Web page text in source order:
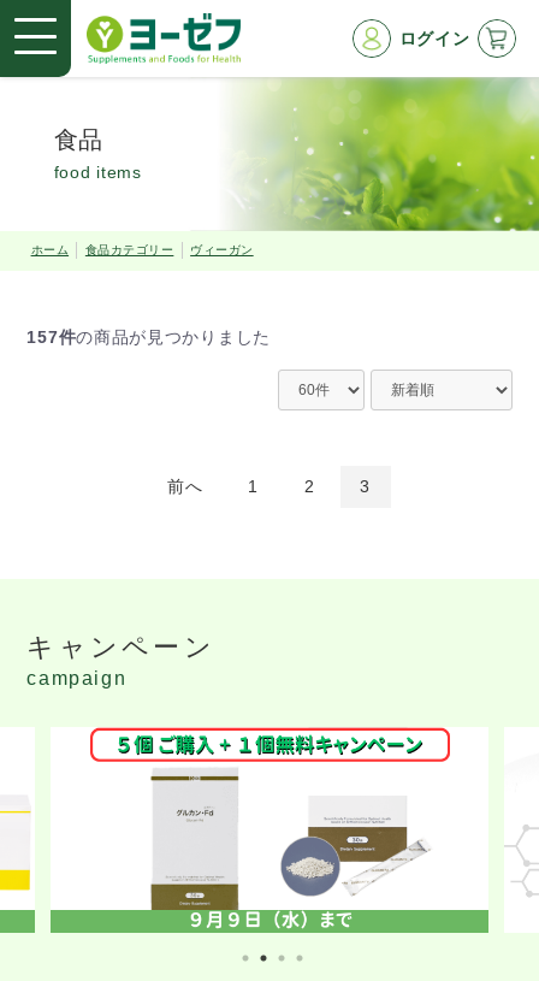
ログイン
食品
food items
ホーム 食品カテゴリー ヴィーガン
157件の商品が見つかりました
前へ 1 2 3
キャンペーン
campaign